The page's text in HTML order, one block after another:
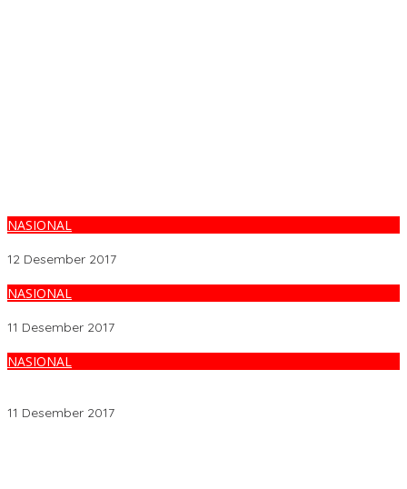
NASIONAL
12 Desember 2017
NASIONAL
11 Desember 2017
NASIONAL
11 Desember 2017